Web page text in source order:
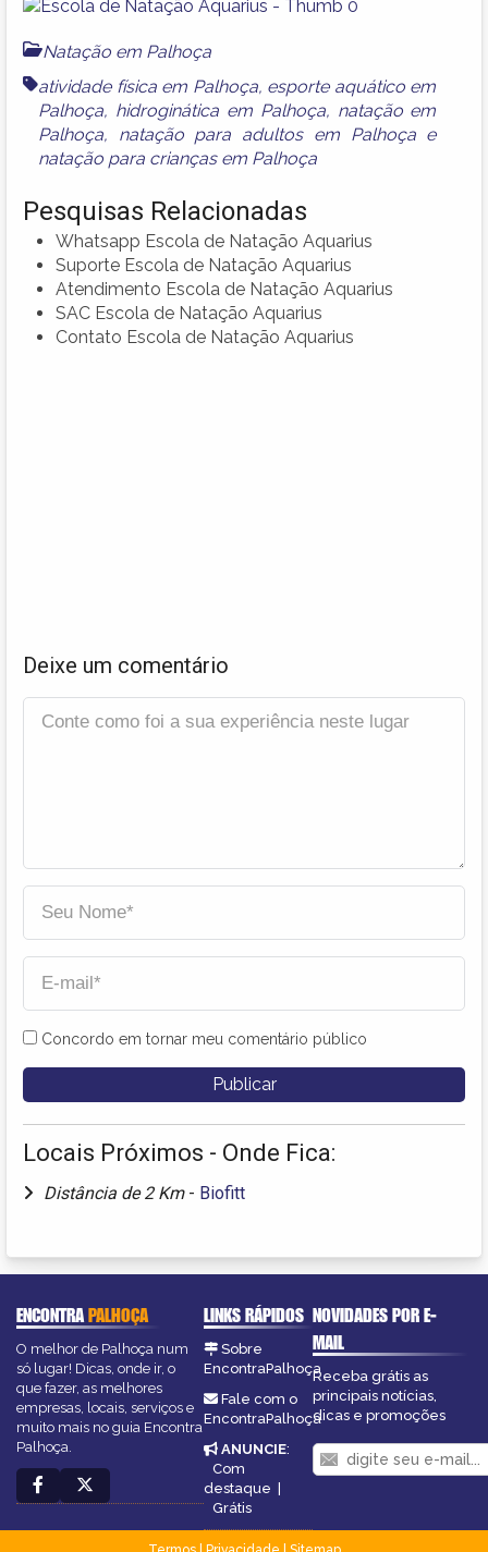
Natação em Palhoça
atividade física em Palhoça, esporte aquático em
Palhoça, hidroginática em Palhoça, natação em
Palhoça, natação para adultos em Palhoçae
natação para crianças em Palhoça
Pesquisas Relacionadas
Whatsapp Escola de Natação Aquarius
Suporte Escola de Natação Aquarius
Atendimento Escola de Natação Aquarius
SAC Escola de Natação Aquarius
Contato Escola de Natação Aquarius
Deixe um comentário
Concordo em tornar meu comentário público
Locais Próximos - Onde Fica:
Distância de 2 Km - Biofitt
ENCONTRAPALHOÇA
O melhor de Palhoça num
só lugar! Dicas, onde ir, o
que fazer, as melhores
empresas, locais, serviços e
muito mais no guia Encontra
Palhoça.
LINKS RÁPIDOS
Sobre
EncontraPalhoça
Fale com o
EncontraPalhoça
ANUNCIE:
Com
destaque
Grátis
NOVIDADES POR E-
MAIL
Receba grátis as
principais notícias,
dicas e promoções